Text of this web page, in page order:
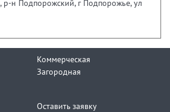
р-н Подпорожский, г Подпорожье, ул
Коммерческая
Загородная
Оставить заявку